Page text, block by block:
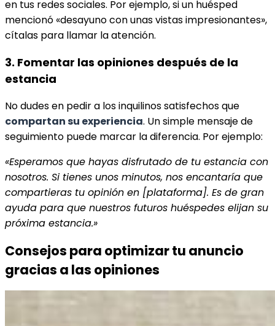
en tus redes sociales. Por ejemplo, si un huésped
mencionó «desayuno con unas vistas impresionantes»,
cítalas para llamar la atención.
3. Fomentar las opiniones después de la
estancia
No dudes en pedir a los inquilinos satisfechos que
compartan su experiencia. Un simple mensaje de
seguimiento puede marcar la diferencia. Por ejemplo:
«Esperamos que hayas disfrutado de tu estancia con
nosotros. Si tienes unos minutos, nos encantaría que
compartieras tu opinión en [plataforma]. Es de gran
ayuda para que nuestros futuros huéspedes elijan su
próxima estancia.»
Consejos para optimizar tu anuncio
gracias a las opiniones